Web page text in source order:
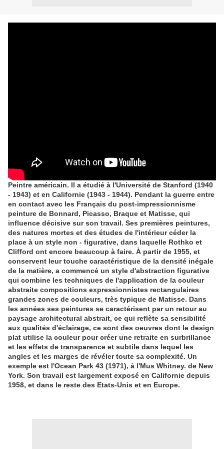
Peintre américain. Il a étudié à l'Université de Stanford (1940
- 1943) et en Californie (1943 - 1944). Pendant la guerre entre
en contact avec les Français du post-impressionnisme
peinture de Bonnard, Picasso, Braque et Matisse, qui
influence décisive sur son travail. Ses premières peintures,
des natures mortes et des études de l'intérieur céder la
place à un style non - figurative, dans laquelle Rothko et
Clifford ont encore beaucoup à faire. À partir de 1955, et
conservent leur touche caractéristique de la densité inégale
de la matière, a commencé un style d'abstraction figurative
qui combine les techniques de l'application de la couleur
abstraite compositions expressionnistes rectangulaires
grandes zones de couleurs, très typique de Matisse. Dans
les années ses peintures se caractérisent par un retour au
paysage architectural abstrait, ce qui reflète sa sensibilité
aux qualités d'éclairage, ce sont des oeuvres dont le design
plat utilise la couleur pour créer une retraite en surbrillance
et les effets de transparence et subtile dans lequel les
angles et les marges de révéler toute sa complexité. Un
exemple est l'Ocean Park 43 (1971), à l'Mus Whitney. de New
York. Son travail est largement exposé en Californie depuis
1958, et dans le reste des Etats-Unis et en Europe.